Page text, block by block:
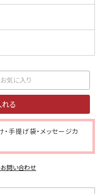
お気に入り
る
手提げ袋・メッセージカ
問い合わせ